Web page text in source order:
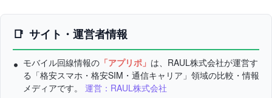
サイト・運営者情報
モバイル回線情報の 「アプリポ」 は、RAUL株式会社が運営す
る「格安スマホ・格安SIM・通信キャリア」領域の比較・情報
メディアです。 運営：RAUL株式会社